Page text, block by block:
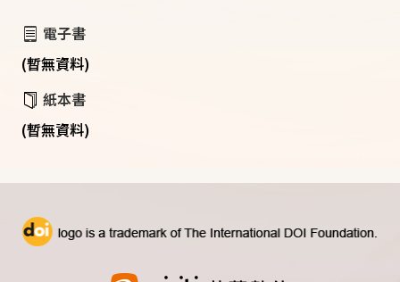
電子書
(暫無資料)
紙本書
(暫無資料)